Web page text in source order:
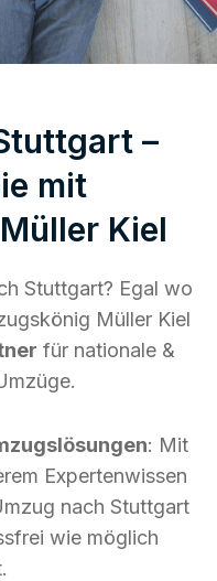
–
mit
Kiel
Stuttgart? Egal wo
Müller Kiel
für nationale &
: Mit
Expertenwissen
nach Stuttgart
wie möglich